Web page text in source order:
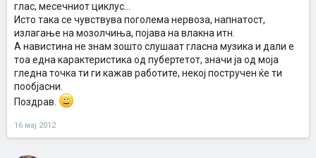
глас, месечниот циклус...
Исто така се чувствува поголема нервоза, напнатост,
излагање на мозолчиња, појава на влакна итн.
А навистина не знам зошто слушаат гласна музика и дали е
тоа една карактеристика од пубертетот, значи ја од моја
гледна точка ти ги кажав работите, некој постручен ќе ти
пообјасни.
Поздрав.
16 мај 2012